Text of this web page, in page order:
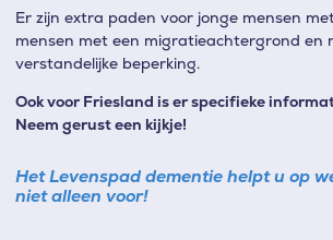
Er zijn extra paden voor jonge mensen
mensen met een migratieachtergrond en
verstandelijke beperking.
Ook voor Friesland is er specifieke
Neem gerust een kijkje!
Het Levenspad dementie helpt u op
niet alleen voor!